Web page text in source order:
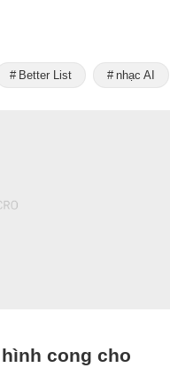
Better List nhạc AI
cong cho